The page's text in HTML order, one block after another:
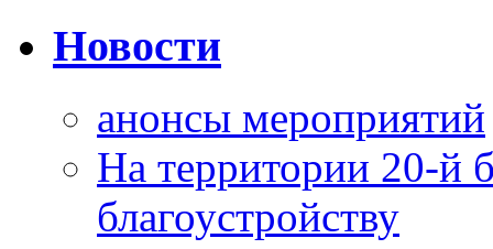
Новости
анонсы мероприятий
На территории 20-й
благоустройству